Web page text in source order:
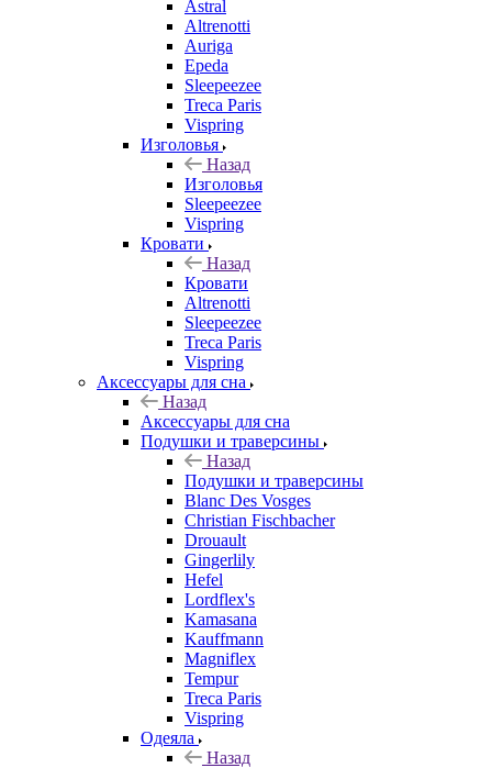
Astral
Altrenotti
Auriga
Epeda
Sleepeezee
Treca Paris
Vispring
Изголовья
Назад
Изголовья
Sleepeezee
Vispring
Кровати
Назад
Кровати
Altrenotti
Sleepeezee
Treca Paris
Vispring
Аксессуары для сна
Назад
Аксессуары для сна
Подушки и траверсины
Назад
Подушки и траверсины
Blanc Des Vosges
Christian Fischbacher
Drouault
Gingerlily
Hefel
Lordflex's
Kamasana
Kauffmann
Magniflex
Tempur
Treca Paris
Vispring
Одеяла
Назад